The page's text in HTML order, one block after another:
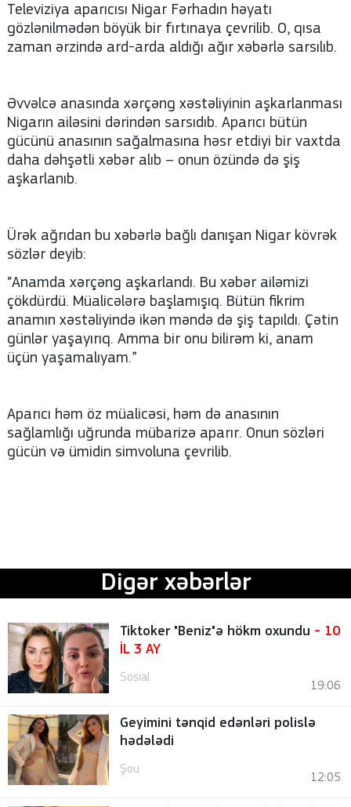
Televiziya aparıcısı Nigar Fərhadın həyatı
gözlənilmədən böyük bir fırtınaya çevrilib. O, qısa
zaman ərzində ard-arda aldığı ağır xəbərlə sarsılıb.
Əvvəlcə anasında xərçəng xəstəliyinin aşkarlanması
Nigarın ailəsini dərindən sarsıdıb. Aparıcı bütün
gücünü anasının sağalmasına həsr etdiyi bir vaxtda
daha dəhşətli xəbər alıb – onun özündə də şiş
aşkarlanıb.
Ürək ağrıdan bu xəbərlə bağlı danışan Nigar kövrək
sözlər deyib:
“Anamda xərçəng aşkarlandı. Bu xəbər ailəmizi
çökdürdü. Müalicələrə başlamışıq. Bütün fikrim
anamın xəstəliyində ikən məndə də şiş tapıldı. Çətin
günlər yaşayırıq. Amma bir onu bilirəm ki, anam
üçün yaşamalıyam.”
Aparıcı həm öz müalicəsi, həm də anasının
sağlamlığı uğrunda mübarizə aparır. Onun sözləri
gücün və ümidin simvoluna çevrilib.
Digər xəbərlər
Tiktoker "Beniz"ə hökm oxundu - 10
İL 3 AY
Sosial
19:06
Geyimini tənqid edənləri polislə
hədələdi
Şou
12:05